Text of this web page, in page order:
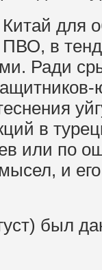
для
в
Ради
в
или по
и
был